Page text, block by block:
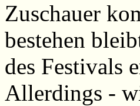
Zuschauer
bestehen
des Festivals
Allerdings -